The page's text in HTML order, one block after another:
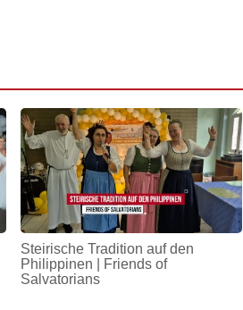
Steirische Tradition auf den
Philippinen | Friends of
Salvatorians